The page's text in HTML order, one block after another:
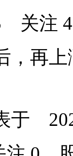
关注
，再